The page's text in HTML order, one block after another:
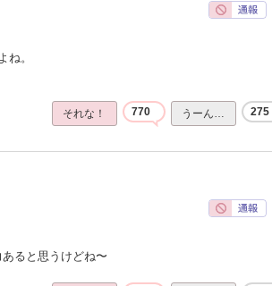
ね。
それな！ 770 うーん… 275
ると思うけどね〜